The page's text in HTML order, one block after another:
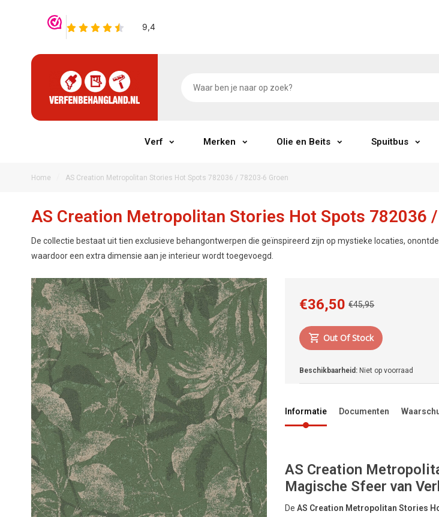
Verf Merken Olie en Beits Spuitbus
Home AS Creation Metropolitan Stories Hot Spots 782036 / 78203-6 Groen
AS Creation Metropolitan Stories Hot Spots 782036
De collectie bestaat uit tien exclusieve behangontwerpen die geïnspireerd zijn op mystieke locaties,
waardoor een extra dimensie aan je interieur wordt toegevoegd.
€45,95
€36,50
Out Of Stock
Beschikbaarheid: Niet op voorraad
Informatie Documenten
AS Creation
Magische Sfeer van
DeAS Creation Metropolitan Stories